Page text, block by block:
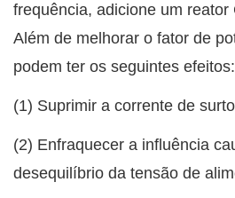
frequência, adicione um reator
Além de melhorar o fator de
podem ter os seguintes efeitos:
(1) Suprimir a corrente de
(2) Enfraquecer a influência
desequilíbrio da tensão de